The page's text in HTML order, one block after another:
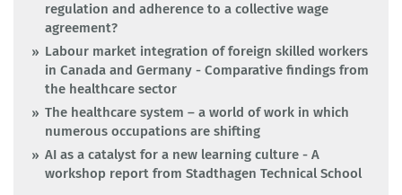
regulation and adherence to a collective wage
agreement?
Labour market integration of foreign skilled workers
in Canada and Germany - Comparative findings from
the healthcare sector
The healthcare system – a world of work in which
numerous occupations are shifting
AI as a catalyst for a new learning culture - A
workshop report from Stadthagen Technical School